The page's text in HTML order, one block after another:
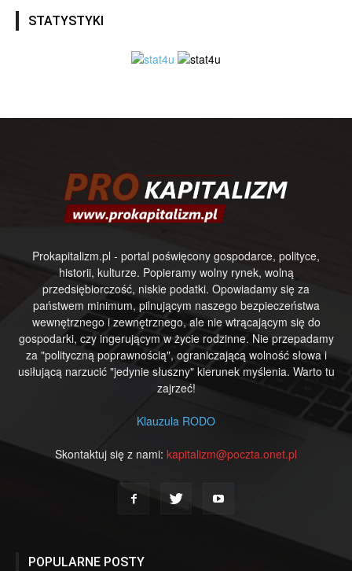
STATYSTYKI
Prokapitalizm.pl - portal poświęcony gospodarce, polityce,
historii, kulturze. Popieramy wolny rynek, wolną
przedsiębiorczość, niskie podatki. Opowiadamy się za
państwem minimum, pilnującym naszego bezpieczeństwa
wewnętrznego i zewnętrznego, ale nie wtrącającym się do
gospodarki, czy ingerującym w życie rodzinne. Nie przepadamy
za "polityczną poprawnością", ograniczającą wolność słowa i
usiłującą narzucić "jedynie słuszny" kierunek myślenia. Warto tu
zajrzeć!
Klauzula RODO
Skontaktuj się z nami: kapitalizm@poczta.onet.pl
POPULARNE POSTY